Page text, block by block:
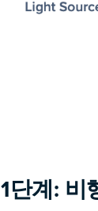
1단계: 비